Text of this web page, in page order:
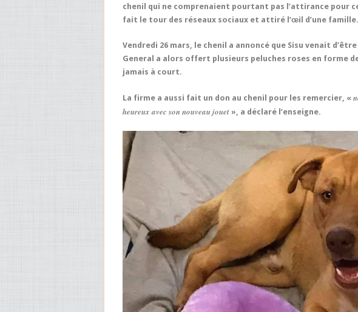
chenil qui ne comprenaient pourtant pas l’attirance pour
fait le tour des réseaux sociaux et attiré l’œil d’une famille.
Vendredi 26 mars, le chenil a annoncé que Sisu venait
General a alors offert plusieurs peluches roses en forme
jamais à court.
La firme a aussi fait un don au chenil pour les remercier, «
heureux avec son nouveau jouet », a déclaré l’enseigne.